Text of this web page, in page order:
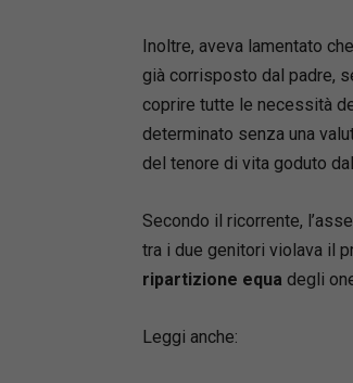
Inoltre, aveva lamentato
già corrisposto dal padre,
coprire tutte le necessità
determinato senza una
del tenore di vita goduto
Secondo il ricorrente,
tra i due genitori violava il
ripartizione equa degli
Leggi anche: